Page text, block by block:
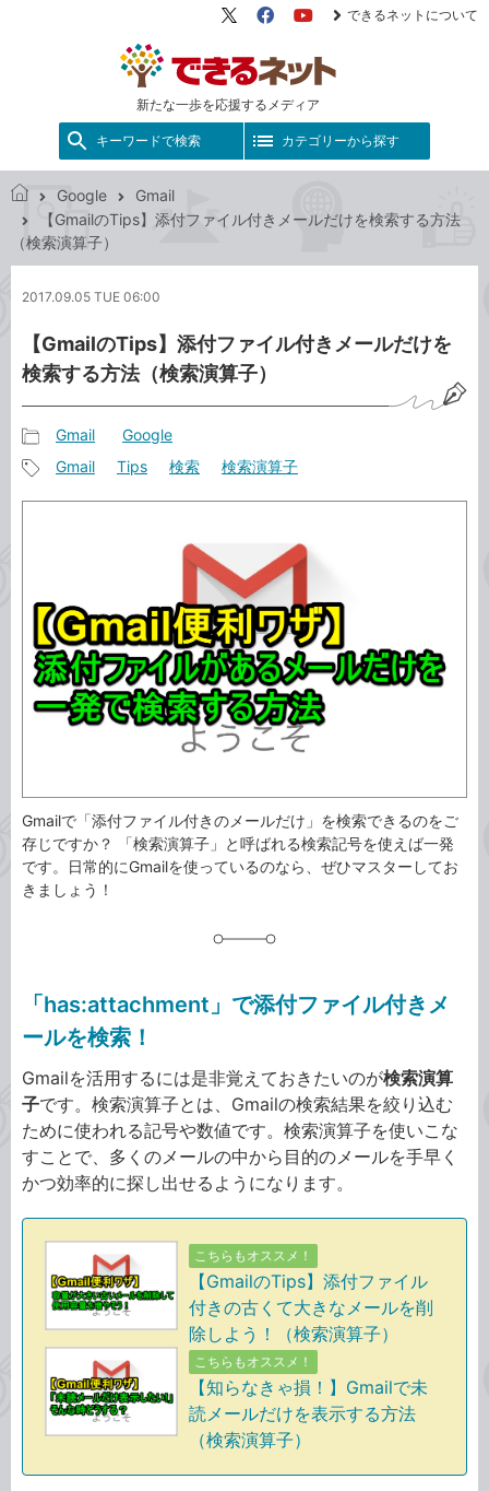
新たな一歩を応援するメディア
X（旧
FacebookYouTube
できるネットについて
キーワードで検索 カテゴリーから探す
き
ッ
Google
Gmail
【GmailのTips】添付ファイル付きメールだけを検索する方法
（検索演算子）
2017.09.05 TUE 06:00
【GmailのTips】添付ファイル付きメールだけを
検索する方法（検索演算子）
事
カ
Gmail Google
Gmail Tips 検索 検索演算子
Gmailで「添付ファイル付きのメールだけ」を検索できるのをご
存じですか？ 「検索演算子」と呼ばれる検索記号を使えば一発
です。日常的にGmailを使っているのなら、ぜひマスターしてお
きましょう！
「has:attachment」で添付ファイル付きメ
ールを検索！
Gmailを活用するには是非覚えておきたいのが検索演算
子です。検索演算子とは、Gmailの検索結果を絞り込む
ために使われる記号や数値です。検索演算子を使いこな
すことで、多くのメールの中から目的のメールを手早く
かつ効率的に探し出せるようになります。
こちらもオススメ！
【GmailのTips】添付ファイル
付きの古くて大きなメールを削
除しよう！（検索演算子）
こちらもオススメ！
【知らなきゃ損！】Gmailで未
読メールだけを表示する方法
（検索演算子）